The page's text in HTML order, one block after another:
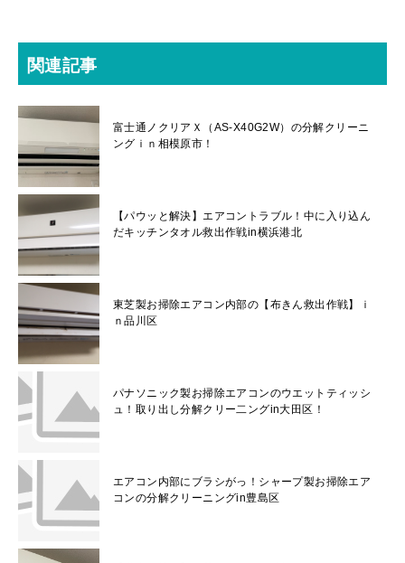
関連記事
富士通ノクリアＸ（AS-X40G2W）の分解クリーニ
ングｉｎ相模原市！
【パウッと解決】エアコントラブル！中に入り込ん
だキッチンタオル救出作戦in横浜港北
東芝製お掃除エアコン内部の【布きん救出作戦】ｉ
ｎ品川区
パナソニック製お掃除エアコンのウエットティッシ
ュ！取り出し分解クリー二ングin大田区！
エアコン内部にブラシがっ！シャープ製お掃除エア
コンの分解クリーニングin豊島区